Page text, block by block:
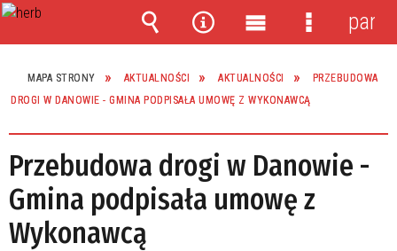
MAPA STRONY AKTUALNOŚCI AKTUALNOŚCI
PRZEBUDOWA
DROGI W DANOWIE - GMINA PODPISAŁA UMOWĘ Z WYKONAWCĄ
Przebudowa drogi w Danowie -
Gmina podpisała umowę z
Wykonawcą
Wyszukiwarka
Narzędzia
Menu
główne
Menu
panel